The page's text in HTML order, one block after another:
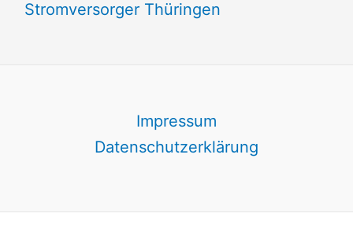
Stromversorger Thüringen
Impressum
Datenschutzerklärung